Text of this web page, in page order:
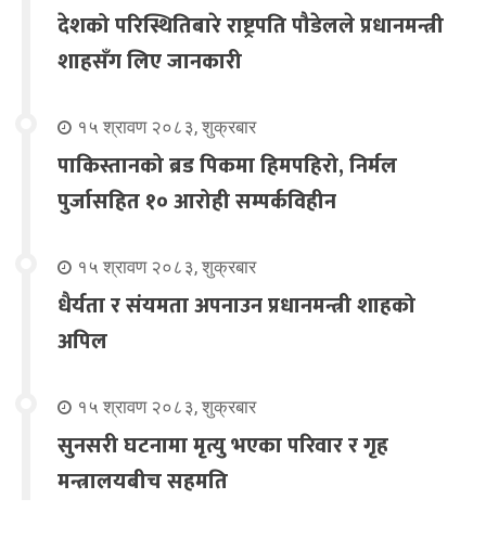
देशको परिस्थितिबारे राष्ट्रपति पौडेलले प्रधानमन्त्री
शाहसँग लिए जानकारी
१५ श्रावण २०८३, शुक्रबार
पाकिस्तानको ब्रड पिकमा हिमपहिरो, निर्मल
पुर्जासहित १० आरोही सम्पर्कविहीन
१५ श्रावण २०८३, शुक्रबार
धैर्यता र संयमता अपनाउन प्रधानमन्त्री शाहको
अपिल
१५ श्रावण २०८३, शुक्रबार
सुनसरी घटनामा मृत्यु भएका परिवार र गृह
मन्त्रालयबीच सहमति